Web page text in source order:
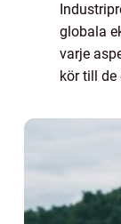
globala
varje
kör till de